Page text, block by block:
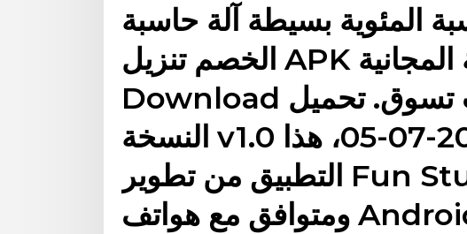
المئوية بسيطة آلة حاسبة
الخصم تنزيل APK النسخة المجانية Free
Download للاندرويد في تطبيقات تسوق. تحميل
النسخة v1.0 المحدثة بتاريخ 2019-07-05، هذا
التطبيق من تطوير Fun Stuff Dev Apps